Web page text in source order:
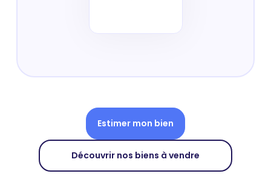
Estimer mon bien
Découvrir nos biens à vendre